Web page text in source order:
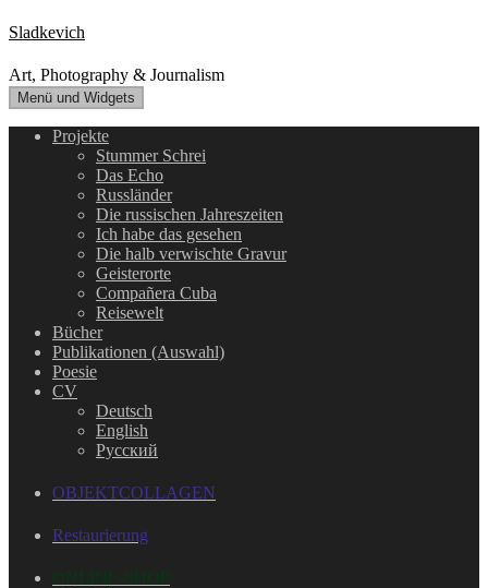
Zum
Inhalt
springen
Sladkevich
Art, Photography & Journalism
Menü und Widgets
Projekte
Stummer Schrei
Das Echo
Russländer
Die russischen Jahreszeiten
Ich habe das gesehen
Die halb verwischte Gravur
Geisterorte
Compañera Cuba
Reisewelt
Bücher
Publikationen (Auswahl)
Poesie
CV
Deutsch
English
Русский
OBJEKTCOLLAGEN
Restaurierung
ONLINE-SHOP